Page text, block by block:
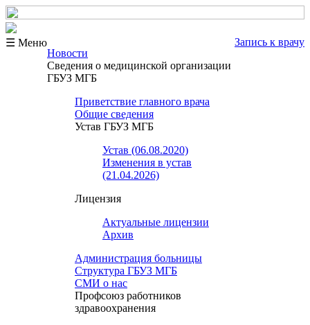
☰ Меню
Запись к врачу
Новости
Сведения о медицинской организации
ГБУЗ МГБ
Приветствие главного врача
Общие сведения
Устав ГБУЗ МГБ
Устав (06.08.2020)
Изменения в устав
(21.04.2026)
Лицензия
Актуальные лицензии
Архив
Администрация больницы
Структура ГБУЗ МГБ
СМИ о нас
Профсоюз работников
здравоохранения